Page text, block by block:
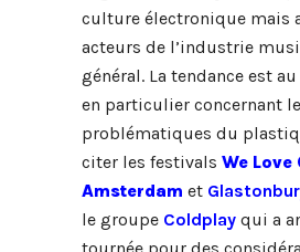
culture électronique mais
acteurs de l’industrie
général. La tendance est
en particulier concernant
problématiques du
citer les festivals We Love
Amsterdam et
le groupe Coldplay qui a